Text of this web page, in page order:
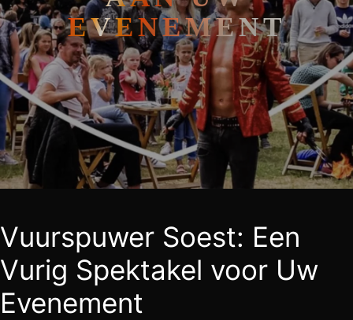
EVENEMENT
Vuurspuwer Soest: Een
Vurig Spektakel voor Uw
Evenement